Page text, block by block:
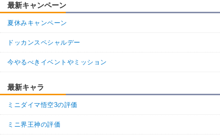
最新キャンペーン
夏休みキャンペーン
ドッカンスペシャルデー
今やるべきイベントやミッション
最新キャラ
ミニダイマ悟空3の評価
ミニ界王神の評価